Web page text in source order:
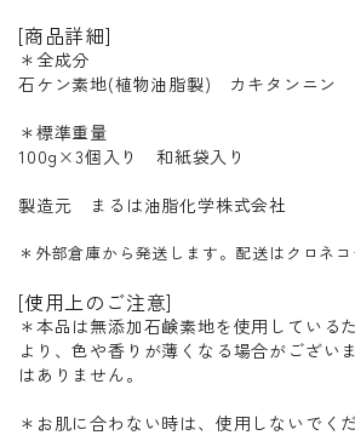
[商品詳細]
＊全成分
石ケン素地(植物油脂製) カキタンニ
＊標準重量
100g×3個入り 和紙袋入り
製造元 まるは油脂化学株式会社
＊外部倉庫から発送します。配送はクロネコ
[使用上のご注意]
＊本品は無添加石鹸素地を使用している
より、色や香りが薄くなる場合がござい
はありません。
＊お肌に合わない時は、使用しないでくだ